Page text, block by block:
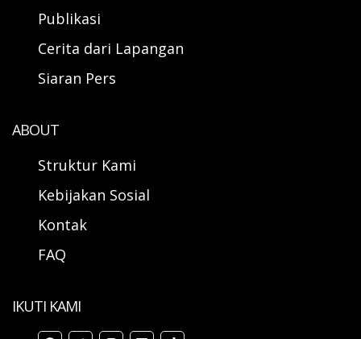
Publikasi
Cerita dari Lapangan
Siaran Pers
ABOUT
Struktur Kami
Kebijakan Sosial
Kontak
FAQ
IKUTI KAMI